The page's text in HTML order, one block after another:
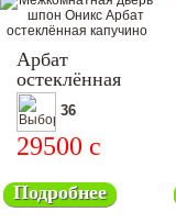
Арбат
остеклённая
36
29500 c
Подробнее